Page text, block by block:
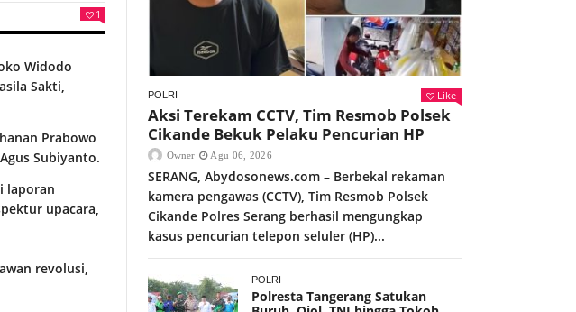
1
Widodo
Sakti,
Prabowo
Subiyanto.
laporan
upacara,
revolusi,
POLRI Like
Aksi Terekam CCTV, Tim Resmob Polsek
Cikande Bekuk Pelaku Pencurian HP
Owner Agu 06, 2026
SERANG, Abydosonews.com – Berbekal rekaman
kamera pengawas (CCTV), Tim Resmob Polsek
Cikande Polres Serang berhasil mengungkap
kasus pencurian telepon seluler (HP)...
POLRI
Polresta Tangerang Satukan